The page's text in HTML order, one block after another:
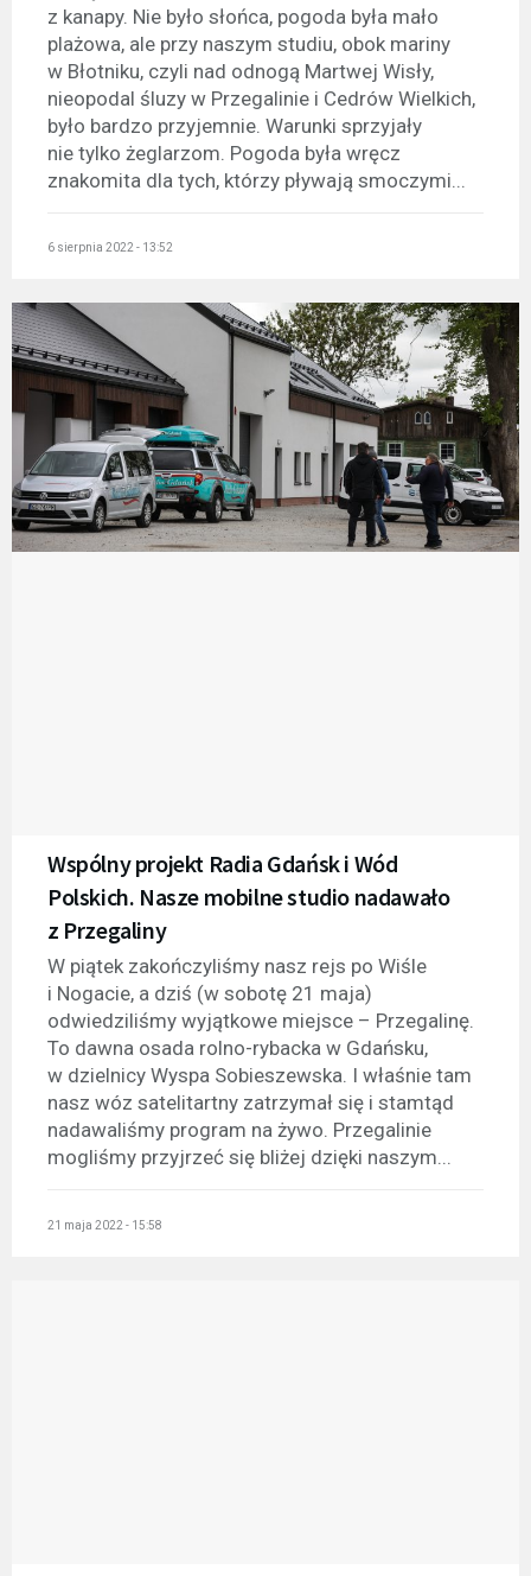
z kanapy. Nie było słońca, pogoda była mało
plażowa, ale przy naszym studiu, obok mariny
w Błotniku, czyli nad odnogą Martwej Wisły,
nieopodal śluzy w Przegalinie i Cedrów Wielkich,
było bardzo przyjemnie. Warunki sprzyjały
nie tylko żeglarzom. Pogoda była wręcz
znakomita dla tych, którzy pływają smoczymi...
6 sierpnia 2022 - 13:52
Wspólny projekt Radia Gdańsk i Wód
Polskich. Nasze mobilne studio nadawało
z Przegaliny
W piątek zakończyliśmy nasz rejs po Wiśle
i Nogacie, a dziś (w sobotę 21 maja)
odwiedziliśmy wyjątkowe miejsce – Przegalinę.
To dawna osada rolno-rybacka w Gdańsku,
w dzielnicy Wyspa Sobieszewska. I właśnie tam
nasz wóz satelitartny zatrzymał się i stamtąd
nadawaliśmy program na żywo. Przegalinie
mogliśmy przyjrzeć się bliżej dzięki naszym...
21 maja 2022 - 15:58